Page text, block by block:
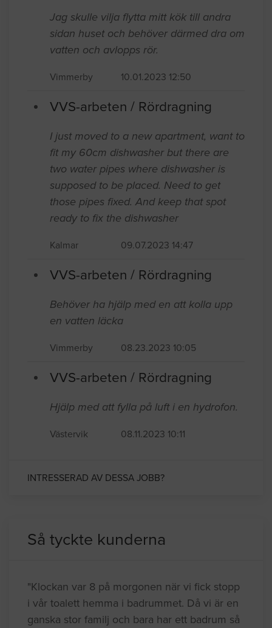
Jag skulle vilja flytta mitt kök till andra
sidan huset och behöver därmed dra om
vatten och avlopps rör.
Vimmerby 10.01.2023 12:50
VVS-arbeten / Rördragning
I just moved to a new apartment, want to
fit my 60cm dishwasher but there are
two water pipes where dishwasher is
supposed to be placed. Need to get
those pipes fixed. And keep that spot
ready to fix the dishwasher
Kalmar 09.07.2023 14:47
VVS-arbeten / Rördragning
Behöver ha hjälp med en att kolla upp
en vatten läcka
Vimmerby 08.23.2023 10:05
VVS-arbeten / Rördragning
Hjälp med att fylla på luft i en hydrofon.
Västervik 08.11.2023 10:11
INTRESSERAD AV DESSA JOBB?
Så tyckte kunderna
"Klockan var 8 på morgonen när vi fick stopp
i vår toalett hemma i badrummet. Då vi är en
ganska stor familj och bara har ett badrum så